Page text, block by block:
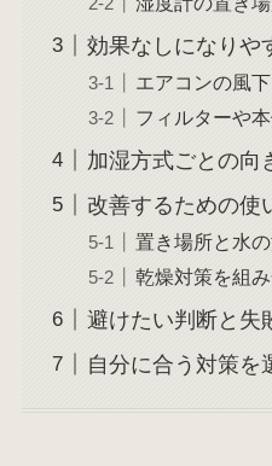
効果なしになりや
エアコンの風
フィルターや
加湿方式ごとの向
改善するための使
置き場所と水
乾燥対策を組
避けたい判断と失
自分に合う対策を